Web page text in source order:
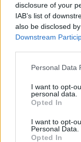
disclosure of your
IAB’s list of
also be disclosed
Downstream
Personal Data
I want to opt-
personal data.
Opted In
I want to opt-
Personal Data.
Opted In
2009. november
Köszönet